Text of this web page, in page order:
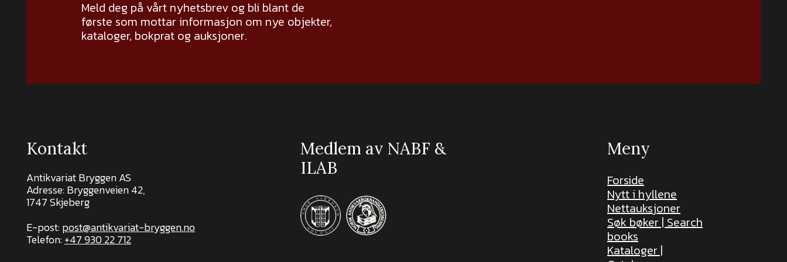
Meld deg på vårt nyhetsbrev og bli blant de
første som mottar informasjon om nye objekter,
kataloger, bokprat og auksjoner.
Kontakt
Antikvariat Bryggen AS
Adresse: Bryggenveien 42,
1747 Skjeberg
E-post:post@antikvariat-bryggen.no
Telefon:+47 930 22 712
Medlem av NABF &
ILAB
Meny
Forside
Nytt i hyllene
Nettauksjoner
Søk bøker | Search
books
Kataloger |